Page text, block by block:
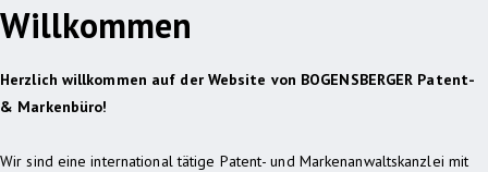
Willkommen
Herzlich willkommen auf der Website von BOGENSBERGER Patent-
& Markenbüro!
Wir sind eine international tätige Patent- und Markenanwaltskanzlei mit